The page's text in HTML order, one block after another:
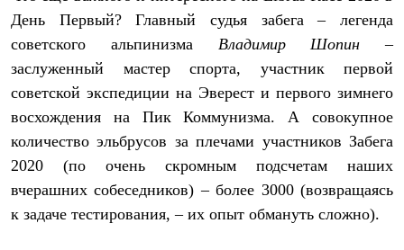
Комбинированные
С синтетическим утеплителем
Аксессуары для спальников
Сумки и баулы
Баулы
Кошельки
Гермомешки
Полезные аксессуары
Еда
Коврики
День Первый? Главный судья забега – легенда
советского альпинизма Владимир Шопин –
заслуженный мастер спорта, участник первой
советской экспедиции на Эверест и первого зимнего
восхождения на Пик Коммунизма. А совокупное
количество эльбрусов за плечами участников Забега
2020 (по очень скромным подсчетам наших
вчерашних собеседников) – более 3000 (возвращаясь
к задаче тестирования, – их опыт обмануть сложно).